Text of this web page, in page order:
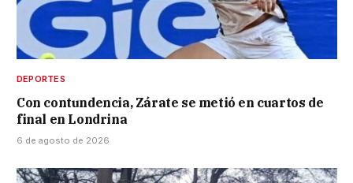
DEPORTES
Con contundencia, Zárate se metió en cuartos de
final en Londrina
6 de agosto de 2026